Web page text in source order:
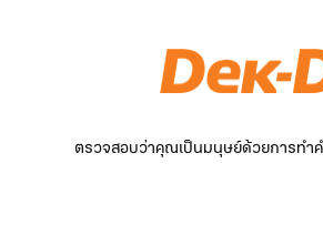
ตรวจสอบว่าคุณเป็นมนุษย์ด้วยการทำค